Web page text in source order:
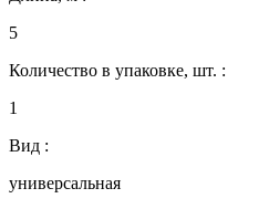
5
Количество в упаковке, шт. :
1
Вид :
универсальная